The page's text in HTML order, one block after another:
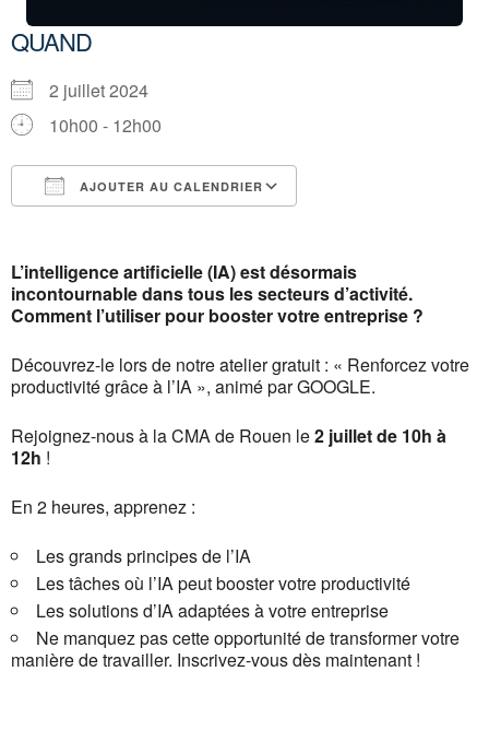
QUAND
2 juillet 2024
10h00 - 12h00
AJOUTER AU CALENDRIER
L’intelligence artificielle (IA) est désormais
incontournable dans tous les secteurs d’activité.
Comment l’utiliser pour booster votre entreprise ?
Découvrez-le lors de notre atelier gratuit : « Renforcez votre
productivité grâce à l’IA », animé par GOOGLE.
Rejoignez-nous à la CMA de Rouen le2 juillet de 10h à
12h !
En 2 heures, apprenez :
Les grands principes de l’IA
Les tâches où l’IA peut booster votre productivité
Les solutions d’IA adaptées à votre entreprise
Ne manquez pas cette opportunité de transformer votre
manière de travailler. Inscrivez-vous dès maintenant !